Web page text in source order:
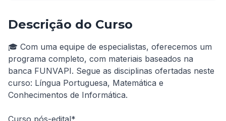
Descrição do Curso
🎓 Com uma equipe de especialistas, oferecemos um
programa completo, com materiais baseados na
banca FUNVAPI. Segue as disciplinas ofertadas neste
curso: Língua Portuguesa, Matemática e
Conhecimentos de Informática.
Curso pós-edital*